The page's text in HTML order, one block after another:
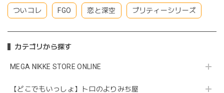
ついコレ FGO 恋と深空 プリティーシリーズ
カテゴリから探す
MEGA NIKKE STORE ONLINE
【どこでもいっしょ】トロのよりみち屋